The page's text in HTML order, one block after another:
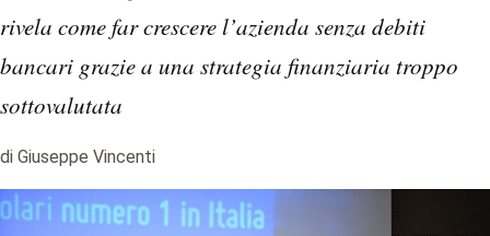
rivela come far crescere l’azienda senza debiti
bancari grazie a una strategia finanziaria troppo
sottovalutata
di Giuseppe Vincenti